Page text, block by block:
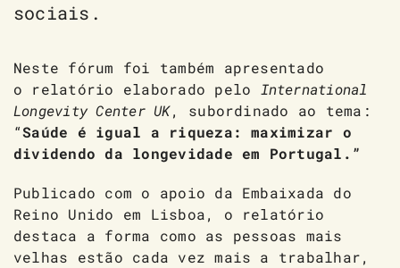
sociais.
Neste fórum foi também apresentado
o relatório elaborado pelo International
Longevity Center UK, subordinado ao tema:
“Saúde é igual a riqueza: maximizar o
dividendo da longevidade em Portugal.”
Publicado com o apoio da Embaixada do
Reino Unido em Lisboa, o relatório
destaca a forma como as pessoas mais
velhas estão cada vez mais a trabalhar,